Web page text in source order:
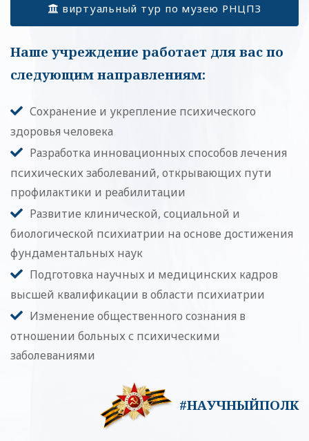
виртуальный тур по музею РНЦПЗ
Наше учреждение работает для вас по
следующим направлениям:
Сохранение и укрепление психического
здоровья человека
Разработка инновационных способов лечения
психических заболеваний, открывающих пути
профилактики и реабилитации
Развитие клинической, социальной и
биологической психиатрии на основе достижения
фундаментальных наук
Подготовка научных и медицинских кадров
высшей квалификации в области психиатрии
Изменение общественного сознания в
отношении больных с психическими
заболеваниями
#НАУЧНЫЙПОЛК